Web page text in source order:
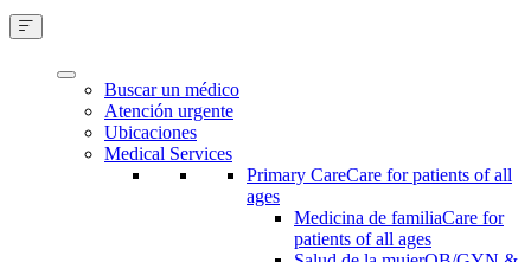
Buscar un médico
Atención urgente
Ubicaciones
Medical Services
Primary CareCare for patients of all
ages
Medicina de familiaCare for
patients of all ages